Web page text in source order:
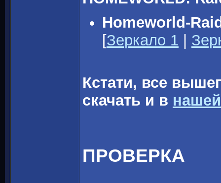
Homeworld-
[Зеркало 1
Кстати, все
скачать и в
ПРОВЕРКА